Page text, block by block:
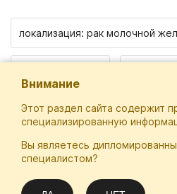
локализация: рак молочной
Внимание
Этот раздел сайта содержит
специализированную
Вы являетесь
специалистом?
Отечественная Школа
Email